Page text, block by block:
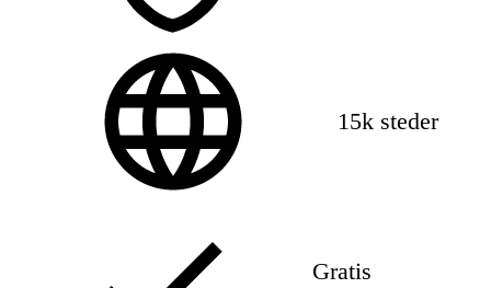
15k steder
Gratis